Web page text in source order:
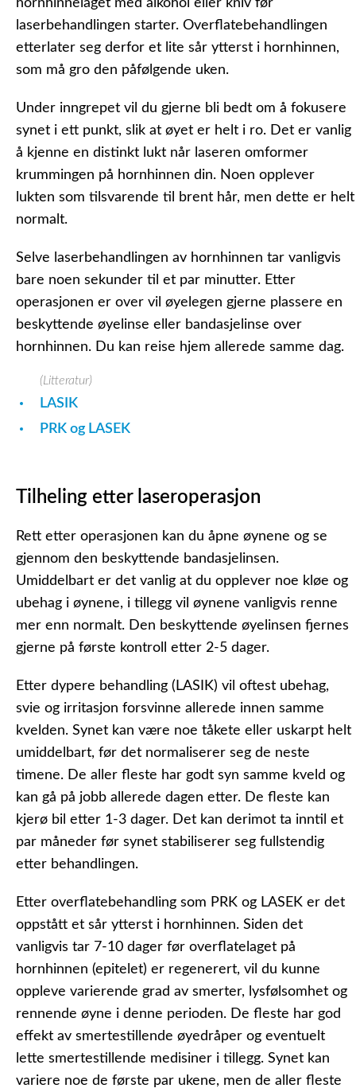
hornhinnelaget med alkohol eller kniv før
laserbehandlingen starter. Overflatebehandlingen
etterlater seg derfor et lite sår ytterst i hornhinnen,
som må gro den påfølgende uken.
Under inngrepet vil du gjerne bli bedt om å fokusere
synet i ett punkt, slik at øyet er helt i ro. Det er vanlig
å kjenne en distinkt lukt når laseren omformer
krummingen på hornhinnen din. Noen opplever
lukten som tilsvarende til brent hår, men dette er helt
normalt.
Selve laserbehandlingen av hornhinnen tar vanligvis
bare noen sekunder til et par minutter. Etter
operasjonen er over vil øyelegen gjerne plassere en
beskyttende øyelinse eller bandasjelinse over
hornhinnen. Du kan reise hjem allerede samme dag.
(Litteratur)
LASIK
PRK og LASEK
Tilheling etter laseroperasjon
Rett etter operasjonen kan du åpne øynene og se
gjennom den beskyttende bandasjelinsen.
Umiddelbart er det vanlig at du opplever noe kløe og
ubehag i øynene, i tillegg vil øynene vanligvis renne
mer enn normalt. Den beskyttende øyelinsen fjernes
gjerne på første kontroll etter 2-5 dager.
Etter dypere behandling (LASIK) vil oftest ubehag,
svie og irritasjon forsvinne allerede innen samme
kvelden. Synet kan være noe tåkete eller uskarpt helt
umiddelbart, før det normaliserer seg de neste
timene. De aller fleste har godt syn samme kveld og
kan gå på jobb allerede dagen etter. De fleste kan
kjerø bil etter 1-3 dager. Det kan derimot ta inntil et
par måneder før synet stabiliserer seg fullstendig
etter behandlingen.
Etter overflatebehandling som PRK og LASEK er det
oppstått et sår ytterst i hornhinnen. Siden det
vanligvis tar 7-10 dager før overflatelaget på
hornhinnen (epitelet) er regenerert, vil du kunne
oppleve varierende grad av smerter, lysfølsomhet og
rennende øyne i denne perioden. De fleste har god
effekt av smertestillende øyedråper og eventuelt
lette smertestillende medisiner i tillegg. Synet kan
variere noe de første par ukene, men de aller fleste